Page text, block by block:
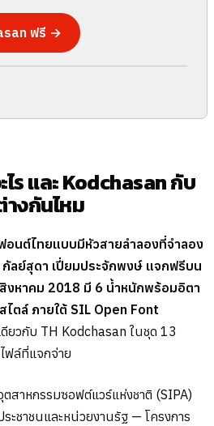
ฟรี →
ร และ Kodchasan กับ
งกันไหม
นต์ไทยแบบมีหัวสายลำลองที่จำลอง
ลย์สุดา เปี่ยมประจักพงษ์ แจกฟรีบน
งหาคม 2018 มี 6 น้ำหนักพร้อมอิตา
ตล์ ภายใต้ SIL Open Font
ยวกับ TH Kodchasan ในชุด 13
ฟล์ที่แจกจ่าย
สาหกรรมซอฟต์แวร์แห่งชาติ (SIPA)
ะชาชนและหน่วยงานรัฐ — โครงการ